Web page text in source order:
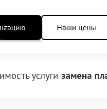
Наши цены
услуги замена